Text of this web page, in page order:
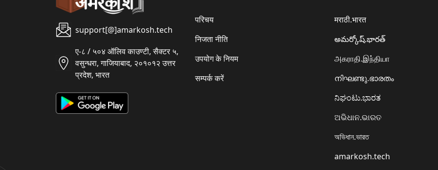
support[@]amarkosh.tech
ए-८ / ५०४ ऑलिव काउण्टी, सैक्टर ५,
वसुन्धरा, गाजियाबाद, २०१०१२ उत्तर
प्रदेश, भारत
परिचय
निजता नीति
उपयोग के नियम
सम्पर्क करें
मराठी.भारत
అమర్కోష్.భారత్
அகராதி.இந்தியா
നിഘണ്ടു.ഭാരതം
ನಿಘಂಟು.ಭಾರತ
ଅଭିଧାନ.ଭାରତ
অভিধান.ভারত
amarkosh.tech